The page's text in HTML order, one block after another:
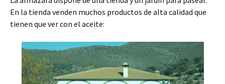
En la tienda venden muchos productos de alta calidad que
tienen que ver con el aceite: